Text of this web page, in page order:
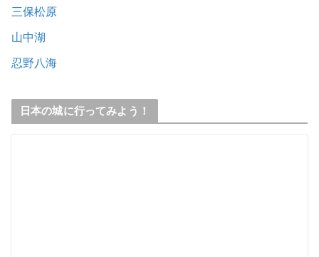
三保松原
山中湖
忍野八海
日本の城に行ってみよう！